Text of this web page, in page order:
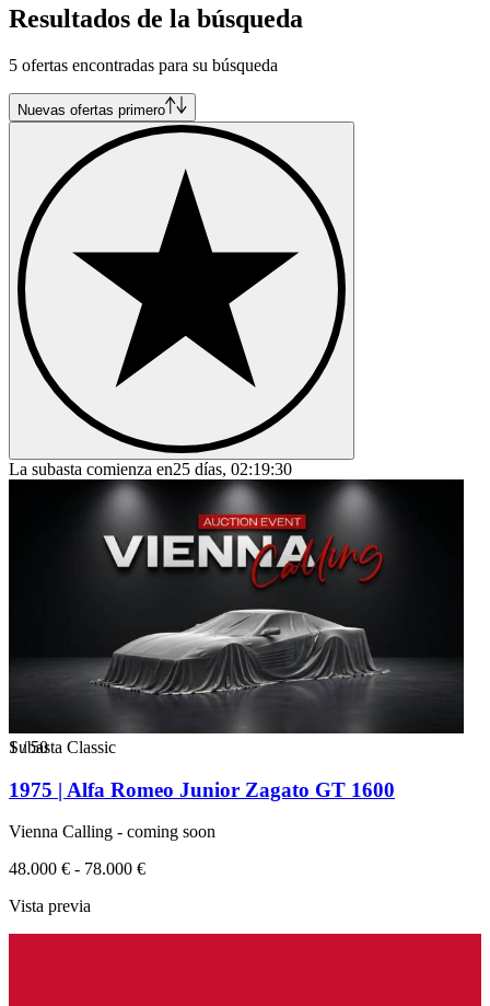
Resultados de la búsqueda
5 ofertas encontradas para su búsqueda
Nuevas ofertas primero
La subasta comienza en25 días, 02:19:30
1/50
Subasta Classic
1975 | Alfa Romeo Junior Zagato GT 1600
Vienna Calling - coming soon
48.000 € - 78.000 €
Vista previa